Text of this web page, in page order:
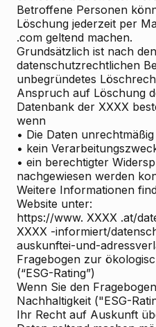
Betroffene Personen
Löschung jederzeit per
.com geltend machen.
Grundsätzlich ist nach
datenschutzrechtlichen
unbegründetes
Anspruch auf Löschung
Datenbank der XXXX
wenn
• Die Daten
• kein
• ein berechtigter
nachgewiesen werden
Weitere Informationen
Website unter:
https://www. XXXX .at/
XXXX -informiert/
auskunftei-und-
Fragebogen zur
(“ESG-Rating”)
Wenn Sie den
Nachhaltigkeit ("ESG-
Ihr Recht auf Auskunft